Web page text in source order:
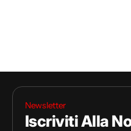
Newsletter
Iscriviti Alla